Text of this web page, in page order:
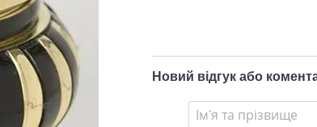
Новий відгук або